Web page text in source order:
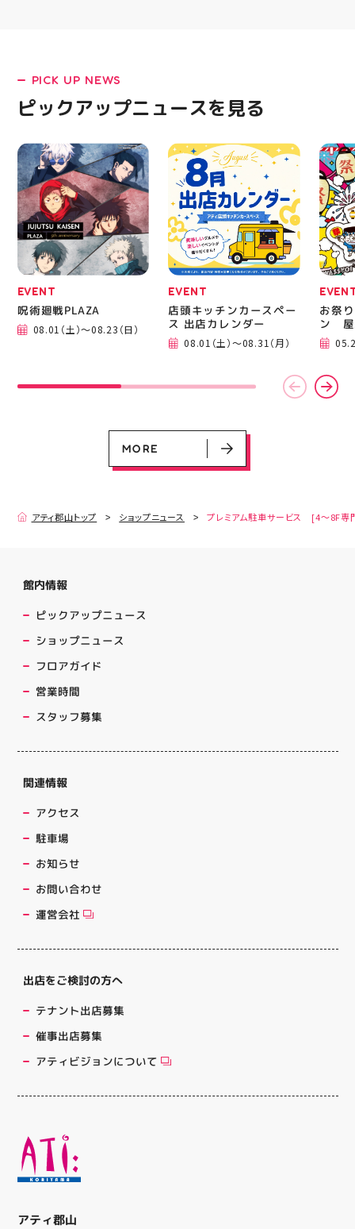
LATEST!
ピックアップニュース
EVENT
EVENT
店頭キッチンカースペース 出店カ
08.01（土）～08.31（月）
EVENT
お祭りBBQビアガーデン 屋上で好
05.21（木）～09.27（日）
CAMPAIGN
ヨドバシカメラ 平日限定1時間駐
CAMPAIGN
プレミアム駐車サービス [4～8F
をカジュアルに走りたい
方や仕事履き、夏のお出
のクッションシューズに
なっています 人気ラン
ニングシューズの最新作
になります！ ・ 気にな
る方は是非、店頭に足を
運んでください！ スポ
ーツナビゲーター一同、
店頭でお待ちしておりま
す(⁠◍⁠•⁠ᴗ⁠•⁠◍⁠)⁠ ・ #ゼビオ
#アティ郡山 #福島美少
女図鑑 #照山楓香
#ASICS
はプ
から
━━━━
郡山
BBQ
祭り
手ぶ
み #
ィナ
#夏の
PICK UP NEWS
ピックアップニュースを見る
EVENT
呪術廻戦PLAZA
08.01（土）～08.23（日）
EVENT
店頭キッチンカースペー
ス 出店カレンダー
08.01（土）～08.31（月）
お祭
ン 屋
MORE
アティ郡山トップ ショップニュース プレミアム駐車サービス [4～8F専
アティ郡山
館内情報
ピックアップニュース
ショップニュース
フロアガイド
営業時間
スタッフ募集
関連情報
アクセス
駐車場
お知らせ
お問い合わせ
運営会社
出店をご検討の方へ
テナント出店募集
催事出店募集
アティビジョンについて